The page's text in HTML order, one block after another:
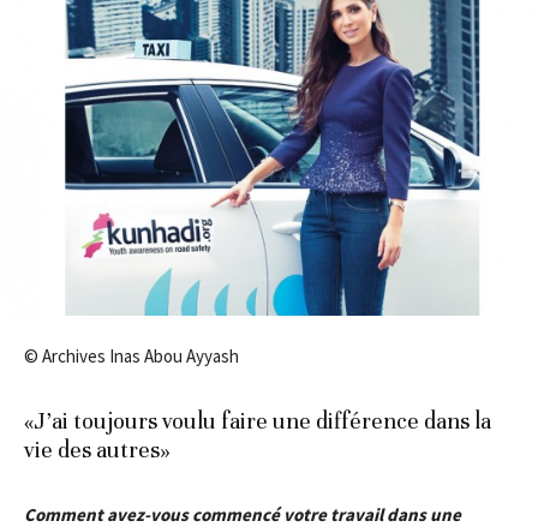
© Archives Inas Abou Ayyash
«J’ai toujours voulu faire une différence dans la
vie des autres»
Comment avez-vous commencé votre travail dans une